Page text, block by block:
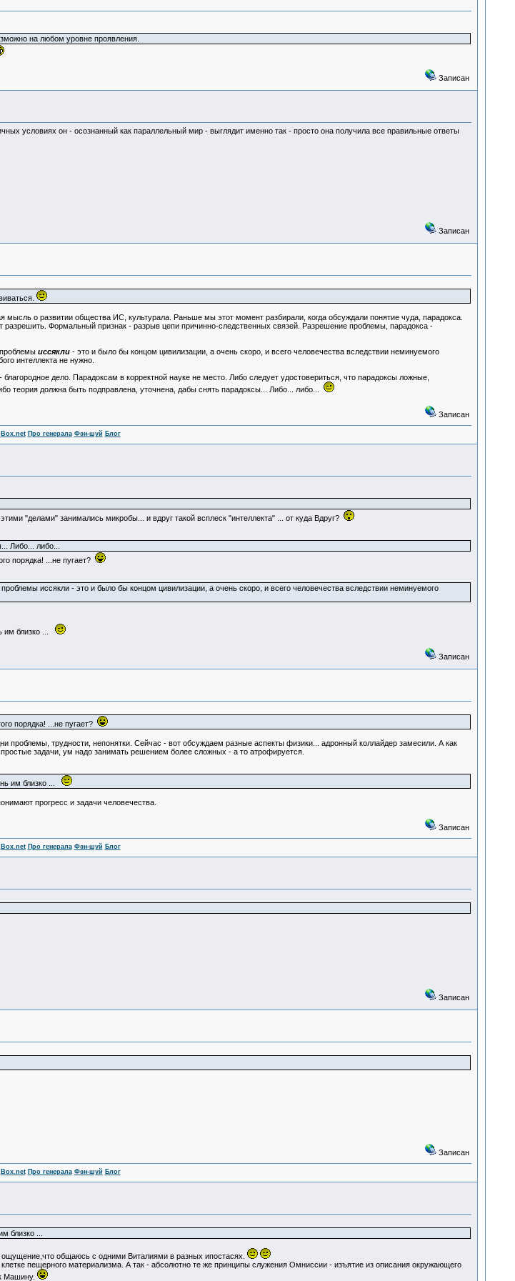
на любом уровне проявления.
Записан
условиях он - осознанный как параллельный мир - выглядит именно так - просто она получила все правильные ответы
Записан
о развитии общества ИС, культурала. Раньше мы этот момент разбирали, когда обсуждали понятие чуда, парадокса.
Формальный признак - разрыв цепи причинно-следственных связей. Разрешение проблемы, парадокса -
иссякли- это и было бы концом цивилизации, а очень скоро, и всего человечества вследствии неминуемого
интеллекта не нужно.
дело. Парадоксам в корректной науке не место. Либо следует удостовериться, что парадоксы ложные,
теория должна быть подправлена, уточнена, дабы снять парадоксы... Либо... либо...
Записан
Box.net Про генерала Фэн-шуй Блог
"делами" занимались микробы... и вдруг такой всплеск "интеллекта" ... от куда Вдруг?
Либо... либо...
порядка! ...не пугает?
иссякли - это и было бы концом цивилизации, а очень скоро, и всего человечества вследствии неминуемого
им близко ...
Записан
порядка! ...не пугает?
проблемы, трудности, непонятки. Сейчас - вот обсуждаем разные аспекты физики... адронный коллайдер замесили. А как
задачи, ум надо занимать решением более сложных - а то атрофируется.
им близко ...
прогресс и задачи человечества.
Записан
Box.net Про генерала Фэн-шуй Блог
Записан
Записан
Box.net Про генерала Фэн-шуй Блог
близко ...
общаюсь с одними Виталиями в разных ипостасях.
пещерного материализма. А так - абсолютно те же принципы служения Омниссии - изъятие из описания окружающего
Машину.